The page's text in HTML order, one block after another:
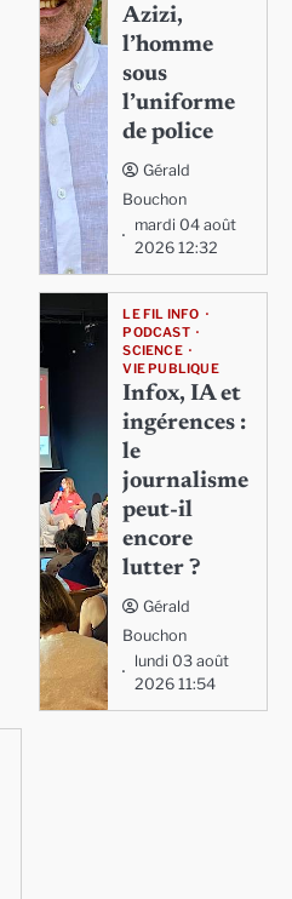
Azizi,
l’homme
sous
l’uniforme
de police
Gérald
Bouchon
mardi 04 août
2026 12:32
LE FIL INFO
PODCAST
SCIENCE
VIE PUBLIQUE
Infox, IA et
ingérences :
le
journalisme
peut-il
encore
lutter ?
Gérald
Bouchon
lundi 03 août
2026 11:54